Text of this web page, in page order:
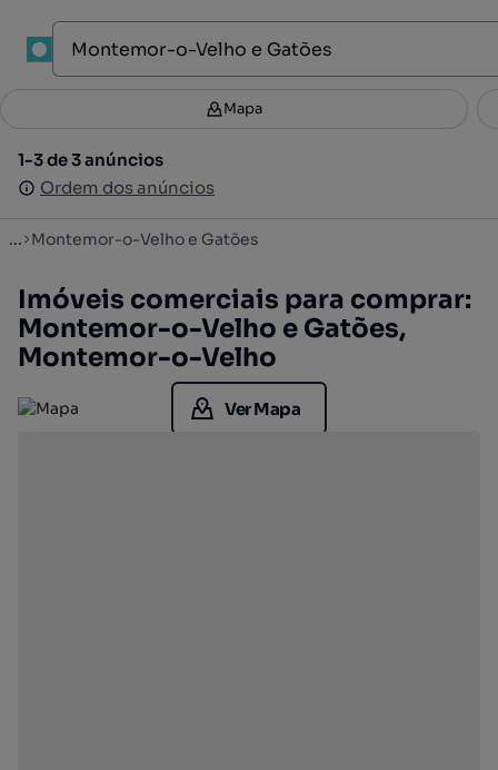
Filtros 2
1-3 de 3 anúncios
Ordem dos anúncios
Mapa
1-3 de 3 anúncios
Ordem dos anúncios
... Montemor-o-Velho e Gatões
Imóveis comerciais para comprar:
Montemor-o-Velho e Gatões,
Montemor-o-Velho
Ver Mapa